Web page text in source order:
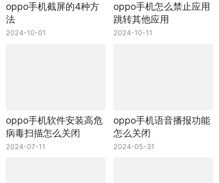
oppo手机截屏的4种方
法
2024-10-01
oppo手机怎么禁止应用
跳转其他应用
2024-10-11
oppo手机软件安装高危
病毒扫描怎么关闭
2024-07-11
oppo手机语音播报功能
怎么关闭
2024-05-31